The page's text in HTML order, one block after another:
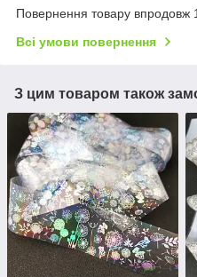
Повернення товару впродовж
Всі умови повернення
З цим товаром також